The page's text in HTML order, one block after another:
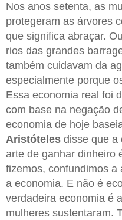
Nos anos setenta, as
protegeram as árvores
que significa abraçar.
rios das grandes
também cuidavam da
especialmente porque
Essa economia real foi
com base na negação
economia de hoje
Aristóteles disse que a
arte de ganhar dinheiro
fizemos, confundimos a
a economia. E não é
verdadeira economia é
mulheres sustentaram.